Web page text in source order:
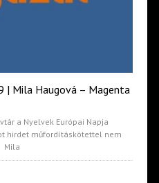
Mila Haugová – Magenta
a Nyelvek Európai Napja
hirdet műfordításkötettel nem
Mila